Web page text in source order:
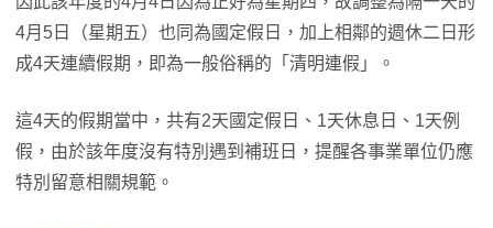
4月5日（星期五）也同為國定假日，加上相鄰的週休二日形
成4天連續假期，即為一般俗稱的「清明連假」。
這4天的假期當中，共有2天國定假日、1天休息日、1天例
假，由於該年度沒有特別遇到補班日，提醒各事業單位仍應
特別留意相關規範。